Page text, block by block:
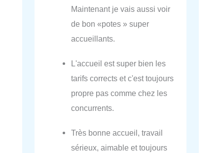
Maintenant je vais aussi voir
de bon «potes » super
accueillants.
L'accueil est super bien les
tarifs corrects et c'est toujours
propre pas comme chez les
concurrents.
Très bonne accueil, travail
sérieux, aimable et toujours